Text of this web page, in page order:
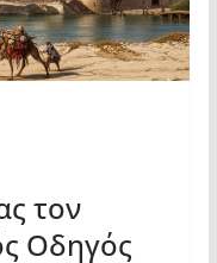
τον
Οδηγός